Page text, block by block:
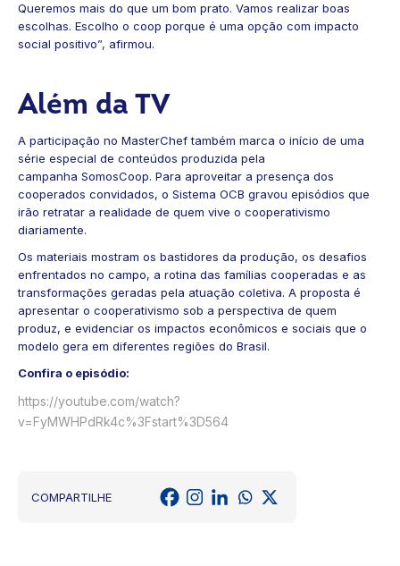
Queremos mais do que um bom prato. Vamos realizar boas
escolhas. Escolho o coop porque é uma opção com impacto
social positivo”, afirmou.
Além da TV
A participação no MasterChef também marca o início de uma
série especial de conteúdos produzida pela
campanha SomosCoop. Para aproveitar a presença dos
cooperados convidados, o Sistema OCB gravou episódios que
irão retratar a realidade de quem vive o cooperativismo
diariamente.
Os materiais mostram os bastidores da produção, os desafios
enfrentados no campo, a rotina das famílias cooperadas e as
transformações geradas pela atuação coletiva. A proposta é
apresentar o cooperativismo sob a perspectiva de quem
produz, e evidenciar os impactos econômicos e sociais que o
modelo gera em diferentes regiões do Brasil.
Confira o episódio:
https://youtube.com/watch?
v=FyMWHPdRk4c%3Fstart%3D564
COMPARTILHE